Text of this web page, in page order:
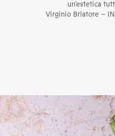
un’estetica
Virginio Briatore –